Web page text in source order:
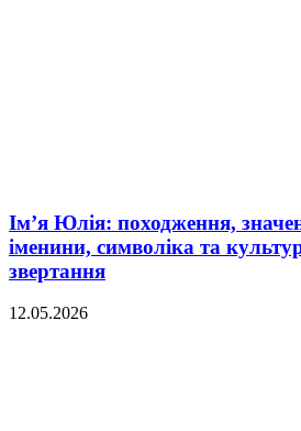
Ім’я Юлія: походження,
іменини, символіка та
звертання
12.05.2026